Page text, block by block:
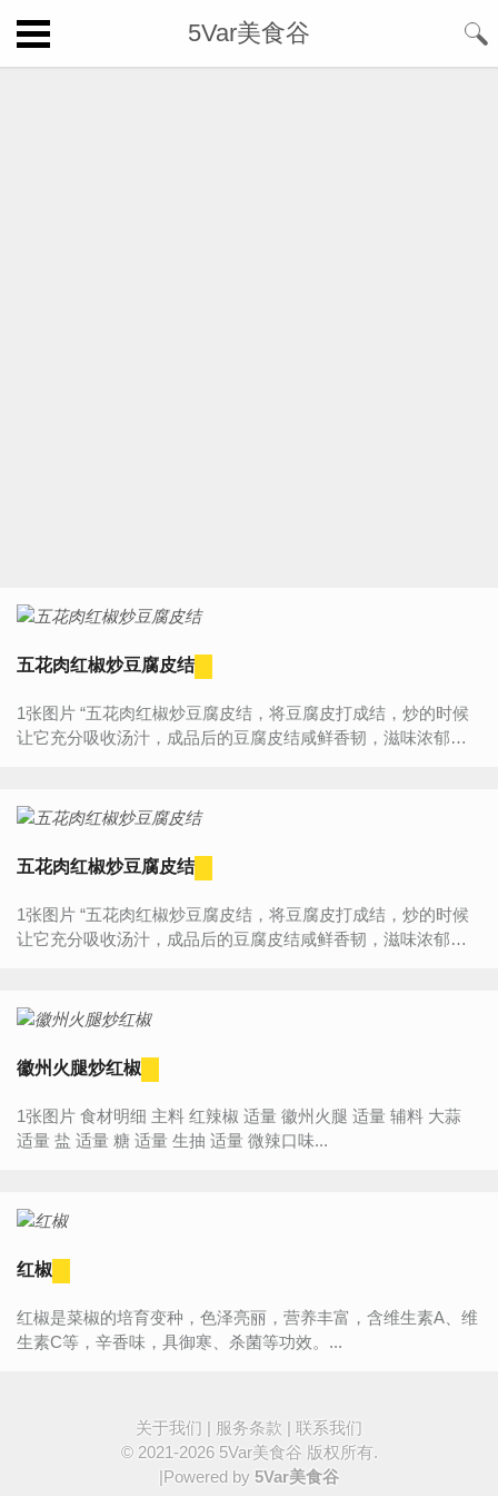
5Var美食谷
五花肉红椒炒豆腐皮结
1张图片 “五花肉红椒炒豆腐皮结，将豆腐皮打成结，炒的时候
让它充分吸收汤汁，成品后的豆腐皮结咸鲜香韧，滋味浓郁。”
五花肉红椒炒豆腐皮结
1张图片 “五花肉红椒炒豆腐皮结，将豆腐皮打成结，炒的时候
让它充分吸收汤汁，成品后的豆腐皮结咸鲜香韧，滋味浓郁。”
徽州火腿炒红椒
1张图片 食材明细 主料 红辣椒 适量 徽州火腿 适量 辅料 大蒜
适量 盐 适量 糖 适量 生抽 适量 微辣口味...
红椒
红椒是菜椒的培育变种，色泽亮丽，营养丰富，含维生素A、维
生素C等，辛香味，具御寒、杀菌等功效。...
关于我们 | 服务条款 | 联系我们
© 2021-2026 5Var美食谷 版权所有.
|Powered by 5Var美食谷